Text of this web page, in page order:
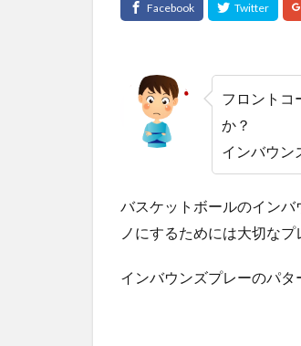
フロントコ
か？
インバウン
バスケットボールのイン
ノにするためには大切なプ
インバウンズプレーのパタ